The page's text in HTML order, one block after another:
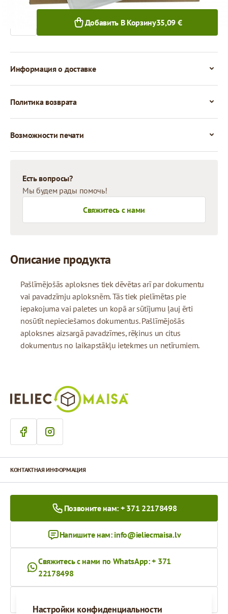
Добавить В Корзину35,09 €
Информация о доставке
Политика возврата
Возможности печати
Есть вопросы?
Мы будем рады помочь!
Свяжитесь с нами
Описание продукта
Pašlīmējošās aploksnes tiek dēvētas arī par dokumentu
vai pavadzīmju aploksnēm. Tās tiek pielīmētas pie
iepakojuma vai paletes un kopā ar sūtījumu ļauj ērti
nosūtīt nepieciešamos dokumentus. Pašlīmējošās
aploksnes aizsargā pavadzīmes, rēķinus un citus
dokumentus no laikapstākļu ietekmes un netīrumiem.
Настройки конфиденциальности
КОНТАКТНАЯ ИНФОРМАЦИЯ
Позвоните нам: + 371 22178498
Напишите нам: info@ieliecmaisa.lv
Свяжитесь с нами по WhatsApp: + 371
22178498